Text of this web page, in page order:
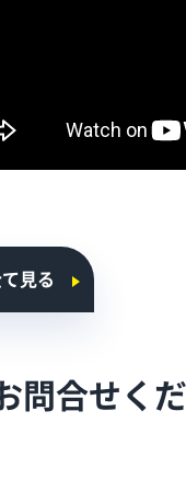
見る
問合せく